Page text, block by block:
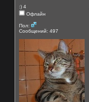
:) 4
Офлайн
Пол:
Сообщений: 497